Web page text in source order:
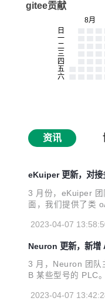
gitee贡献
资讯
eKuiper 更新，对接
3 月份，eKuiper
面，我们提供了类
2023-04-07
Neuron 更新，新增
3 月，Neuron 团队
B 某些型号的 PLC
2023-04-07